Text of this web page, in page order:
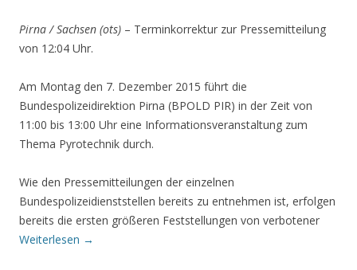
Pirna / Sachsen (ots) – Terminkorrektur zur Pressemitteilung
von 12:04 Uhr.
Am Montag den 7. Dezember 2015 führt die
Bundespolizeidirektion Pirna (BPOLD PIR) in der Zeit von
11:00 bis 13:00 Uhr eine Informationsveranstaltung zum
Thema Pyrotechnik durch.
Wie den Pressemitteilungen der einzelnen
Bundespolizeidienststellen bereits zu entnehmen ist, erfolgen
bereits die ersten größeren Feststellungen von verbotener
Weiterlesen →